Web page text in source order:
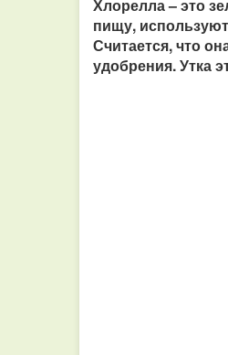
Хлорелла – это
пищу,
Считается, что
удобрения. Утка